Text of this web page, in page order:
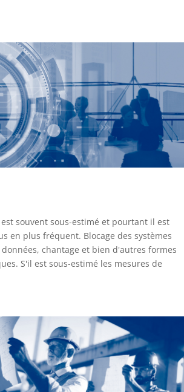
souvent sous-estimé et pourtant il est
en plus fréquent. Blocage des systèmes
chantage et bien d'autres formes
S'il est sous-estimé les mesures de